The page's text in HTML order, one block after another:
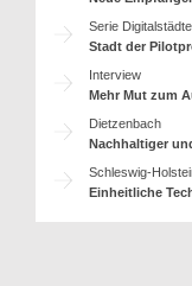
Serie Digitalstädte
Stadt der
Interview
Mehr Mut zum
Dietzenbach
Nachhaltiger
Schleswig-
Einheitliche